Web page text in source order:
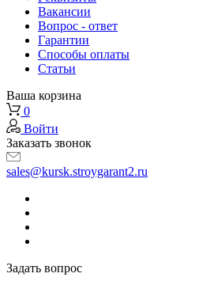
Вакансии
Вопрос - ответ
Гарантии
Способы оплаты
Статьи
Ваша корзина
0
Войти
Заказать звонок
sales@kursk.stroygarant2.ru
Задать вопрос